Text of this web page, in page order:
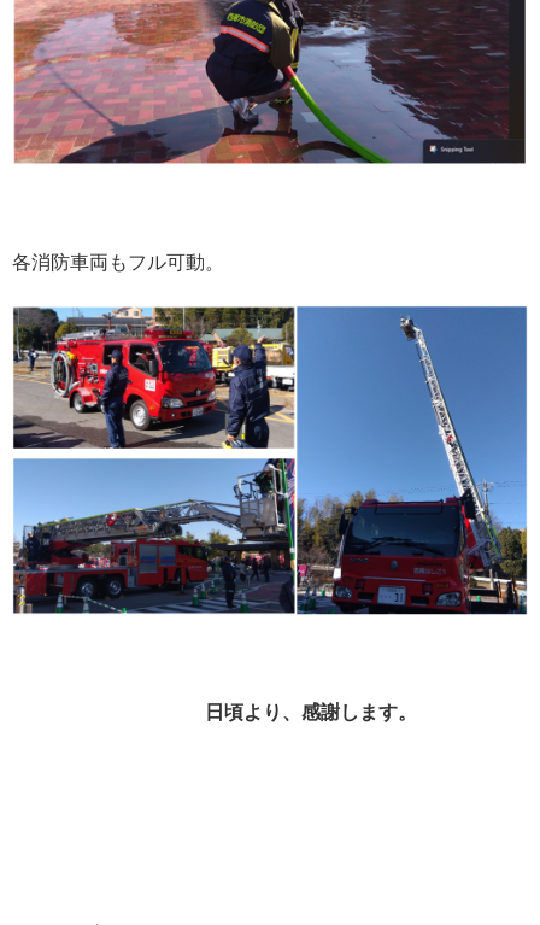
各消防車両もフル可動。
日頃より、感謝します。